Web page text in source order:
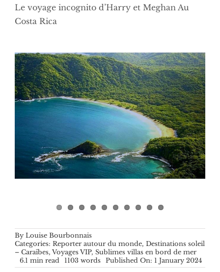
Le voyage incognito d’Harry et Meghan Au
Costa Rica
By Louise Bourbonnais
Categories: Reporter autour du monde, Destinations soleil
– Caraïbes, Voyages VIP, Sublimes villas en bord de mer
6.1 min read
1103 words Published On: 1 January 2024